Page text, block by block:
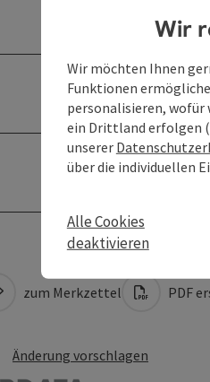
zum Merkzettel PDF
Änderung vorschlagen
Wir
Wir möchten Ihnen
Funktionen
personalisieren, wofür
ein Drittland erfolgen
unserer
über die individuellen
Alle Cookies
deaktivieren